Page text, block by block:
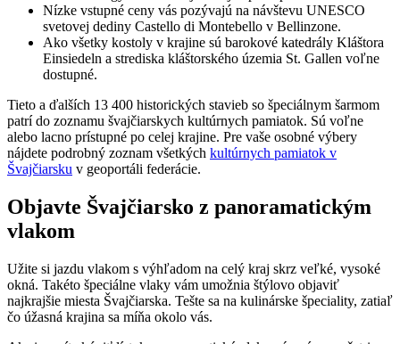
Nízke vstupné ceny vás pozývajú na návštevu UNESCO
svetovej dediny Castello di Montebello v Bellinzone.
Ako všetky kostoly v krajine sú barokové katedrály Kláštora
Einsiedeln a strediska kláštorského územia St. Gallen voľne
dostupné.
Tieto a ďalších 13 400 historických stavieb so špeciálnym šarmom
patrí do zoznamu švajčiarskych kultúrnych pamiatok. Sú voľne
alebo lacno prístupné po celej krajine. Pre vaše osobné výbery
nájdete podrobný zoznam všetkých kultúrnych pamiatok v
Švajčiarsku v geoportáli federácie.
Objavte Švajčiarsko z panoramatickým
vlakom
Užite si jazdu vlakom s výhľadom na celý kraj skrz veľké, vysoké
okná. Takéto špeciálne vlaky vám umožnia štýlovo objaviť
najkrajšie miesta Švajčiarska. Tešte sa na kulinárske špeciality, zatiaľ
čo úžasná krajina sa míňa okolo vás.